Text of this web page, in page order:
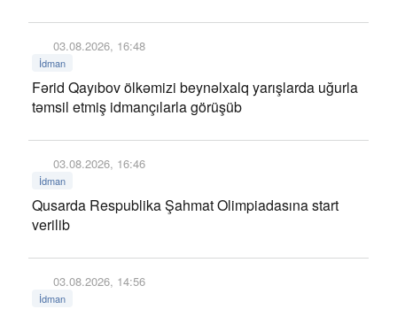
03.08.2026, 16:48
İdman
Fərid Qayıbov ölkəmizi beynəlxalq yarışlarda uğurla
təmsil etmiş idmançılarla görüşüb
03.08.2026, 16:46
İdman
Qusarda Respublika Şahmat Olimpiadasına start
verilib
03.08.2026, 14:56
İdman